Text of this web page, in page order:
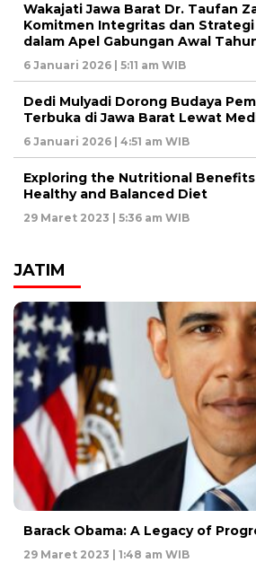
Wakajati Jawa Barat Dr. Taufan
Komitmen Integritas dan
dalam Apel Gabungan Awal
6 Januari 2026 | 5:11 am WIB
Dedi Mulyadi Dorong Budaya
Terbuka di Jawa Barat Lewat
6 Januari 2026 | 4:51 am WIB
Exploring the Nutritional
Healthy and Balanced Diet
29 Maret 2023 | 5:36 am WIB
JATIM
Barack Obama: A Legacy of
29 Maret 2023 | 1:48 am WIB